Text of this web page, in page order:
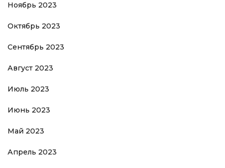
Ноябрь 2023
Октябрь 2023
Сентябрь 2023
Август 2023
Июль 2023
Июнь 2023
Май 2023
Апрель 2023